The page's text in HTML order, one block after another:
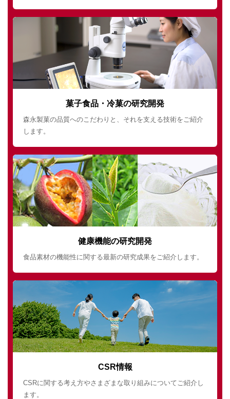
菓子食品・冷菓の研究開発
森永製菓の品質へのこだわりと、それを支える技術をご紹介
します。
健康機能の研究開発
食品素材の機能性に関する最新の研究成果をご紹介します。
CSR情報
CSRに関する考え方やさまざまな取り組みについてご紹介し
ます。